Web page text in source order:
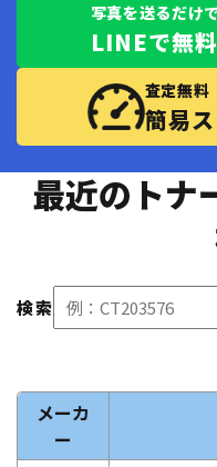
写真を送るだけ
LINEで無
査定無料
簡易
最近のトナ
検索
メーカ
ー